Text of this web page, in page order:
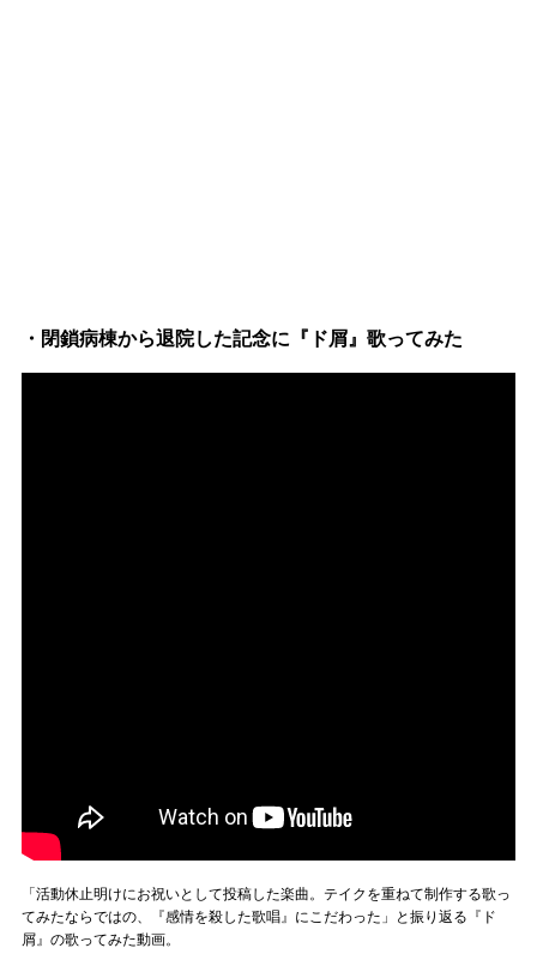
・閉鎖病棟から退院した記念に『ド屑』歌ってみた
「活動休止明けにお祝いとして投稿した楽曲。テイクを重ねて制作する歌っ
てみたならではの、『感情を殺した歌唱』にこだわった」と振り返る『ド
屑』の歌ってみた動画。